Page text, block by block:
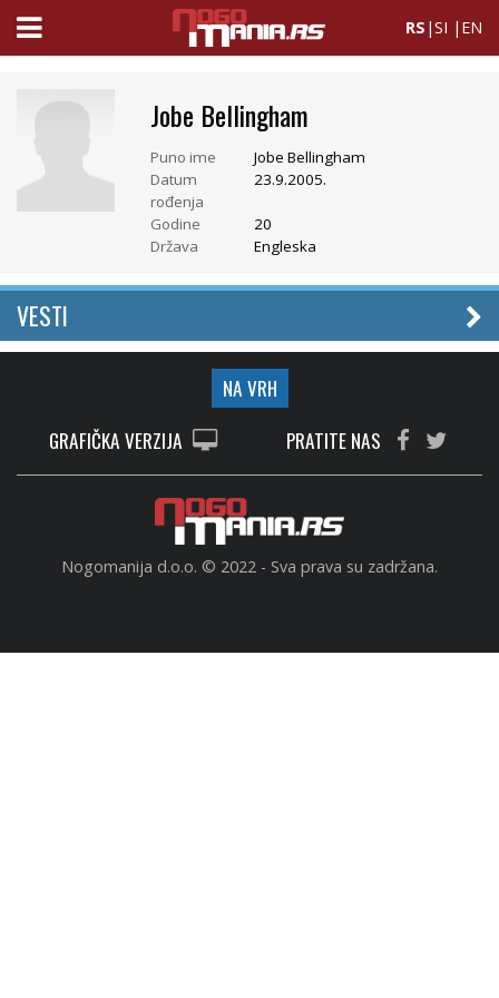
RS |SI | EN
Jobe Bellingham
Puno ime
Jobe Bellingham
Datum
rođenja
23.9.2005.
Godine
20
Država
Engleska
VESTI
NA VRH
GRAFIČKA VERZIJA
PRATITE NAS
Nogomanija d.o.o. © 2022 - Sva prava su zadržana.